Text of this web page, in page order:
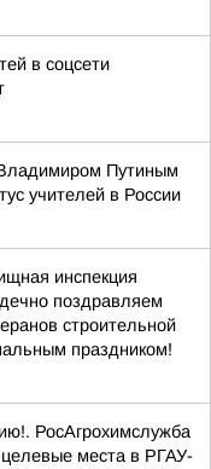
в соцсети
Путиным
учителей в России
инспекция
поздравляем
строительной
праздником!
РосАгрохимслужба
места в РГАУ-